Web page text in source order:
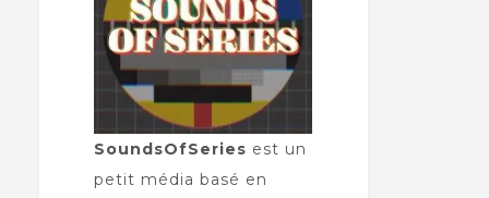
SoundsOfSeries est un
petit média basé en